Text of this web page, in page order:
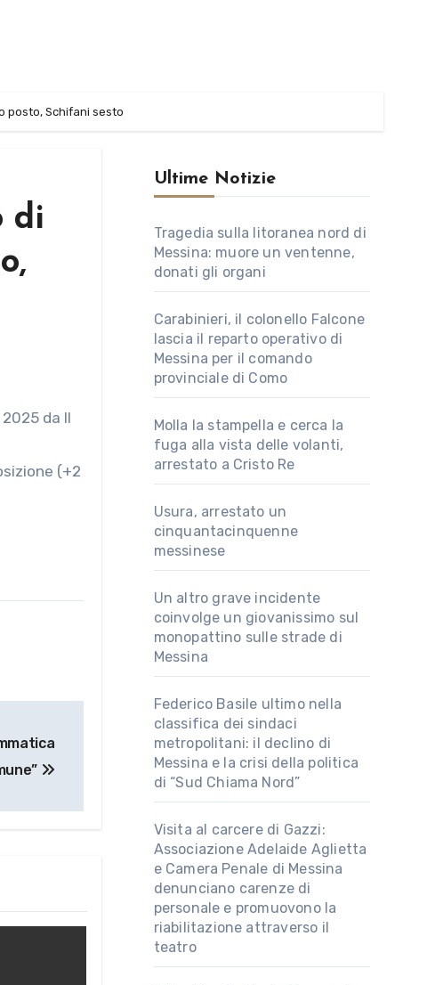
posto, Schifani sesto
di
(+2
Ultime Notizie
Tragedia sulla litoranea nord di
Messina: muore un ventenne,
donati gli organi
Carabinieri, il colonello Falcone
lascia il reparto operativo di
Messina per il comando
provinciale di Como
Molla la stampella e cerca la
fuga alla vista delle volanti,
arrestato a Cristo Re
Usura, arrestato un
cinquantacinquenne
messinese
Un altro grave incidente
coinvolge un giovanissimo sul
monopattino sulle strade di
Messina
Federico Basile ultimo nella
classifica dei sindaci
metropolitani: il declino di
Messina e la crisi della politica
di “Sud Chiama Nord”
Visita al carcere di Gazzi:
Associazione Adelaide Aglietta
e Camera Penale di Messina
denunciano carenze di
personale e promuovono la
riabilitazione attraverso il
teatro